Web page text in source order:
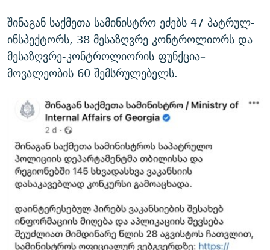
შინაგან საქმეთა სამინისტრო ეძებს 47 პატრულ-
ინსპექტორს, 38 მესაზღვრე კონტროლიორს და
მესაზღვრე-კონტროლიორის ფუნქცია–
მოვალეობის 60 შემსრულებელს.